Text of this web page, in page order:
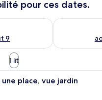
r
s
pour ces dates.
9
ce soir août 8 - août 9
Vérifier la
1 lit
Une chambre d’hôtel avec
place, vue jardin